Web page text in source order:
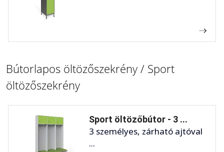
Bútorlapos öltözőszekrény / Sport
öltözőszekrény
Sport öltözőbútor - 3 ...
3 személyes, zárható ajtóval
...